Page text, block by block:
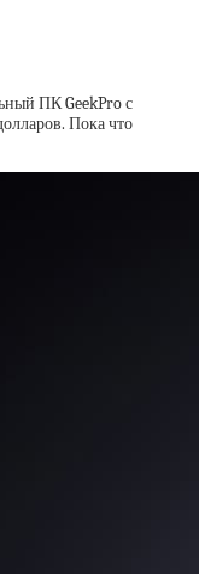
ПК GeekPro с
Пока что